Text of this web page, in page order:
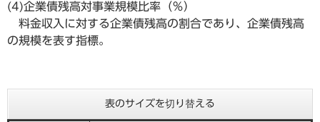
(4)企業債残高対事業規模比率（％）
料金収入に対する企業債残高の割合であり、企業債残高
の規模を表す指標。
表のサイズを切り替える